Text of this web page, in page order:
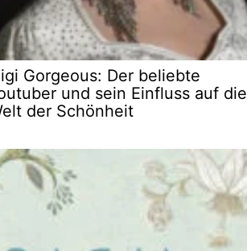
Gorgeous: Der beliebte
und sein Einfluss auf die
der Schönheit